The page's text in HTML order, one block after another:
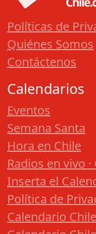
Políticas de
Quiénes Somos
Contáctenos
Calendarios
Eventos
Semana Santa
Hora en Chile
Radios en vivo ·
Inserta el
Política de
Calendario